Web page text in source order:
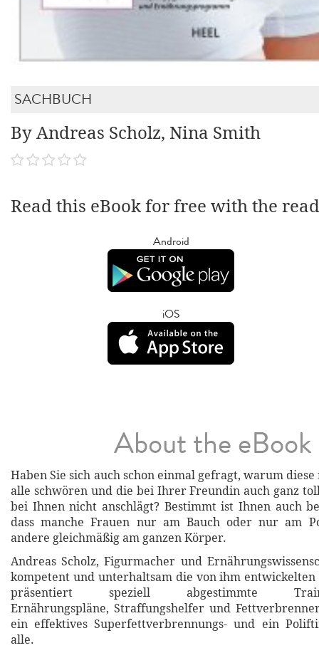
SACHBUCH
By Andreas Scholz, Nina Smith
Read this eBook for free with the
Android
iOS
About the eBook
Haben Sie sich auch schon einmal gefragt, warum
alle schwören und die bei Ihrer Freundin auch ganz
bei Ihnen nicht anschlägt? Bestimmt ist Ihnen auch
dass manche Frauen nur am Bauch oder nur am
andere gleichmäßig am ganzen Körper.
Andreas Scholz, Figurmacher und
kompetent und unterhaltsam die von ihm
präsentiert speziell abgestimmte
Ernährungspläne, Straffungshelfer und
ein effektives Superfettverbrennungs- und ein
alle.